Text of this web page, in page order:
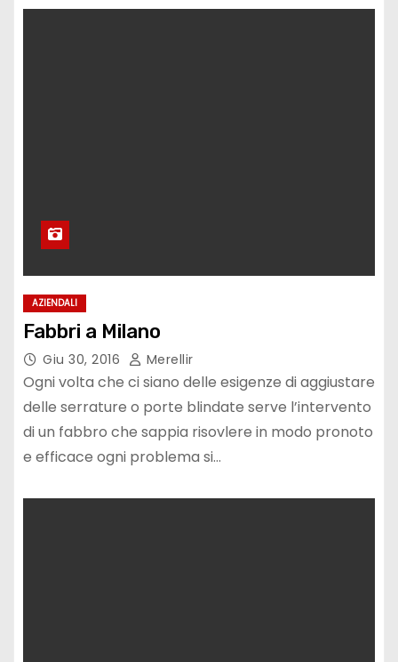
AZIENDALI
Fabbri a Milano
Giu 30, 2016 Merellir
Ogni volta che ci siano delle esigenze di aggiustare
delle serrature o porte blindate serve l’intervento
di un fabbro che sappia risovlere in modo pronoto
e efficace ogni problema si…